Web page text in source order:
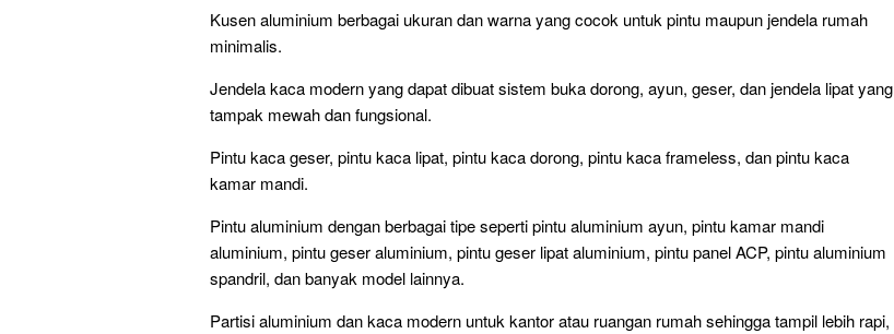
Kusen aluminium berbagai ukuran dan warna yang cocok untuk pintu maupun jendela rumah
minimalis.
Jendela kaca modern yang dapat dibuat sistem buka dorong, ayun, geser, dan jendela lipat yang
tampak mewah dan fungsional.
Pintu kaca geser, pintu kaca lipat, pintu kaca dorong, pintu kaca frameless, dan pintu kaca
kamar mandi.
Pintu aluminium dengan berbagai tipe seperti pintu aluminium ayun, pintu kamar mandi
aluminium, pintu geser aluminium, pintu geser lipat aluminium, pintu panel ACP, pintu aluminium
spandril, dan banyak model lainnya.
Partisi aluminium dan kaca modern untuk kantor atau ruangan rumah sehingga tampil lebih rapi,